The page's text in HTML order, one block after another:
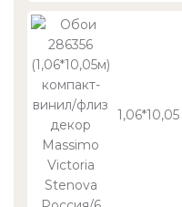
1,06*10,05